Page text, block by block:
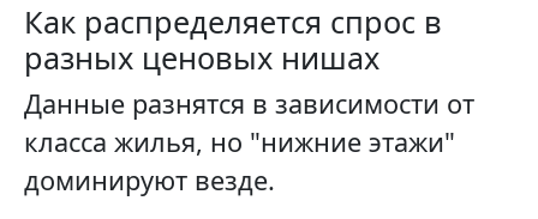
Как распределяется спрос в
разных ценовых нишах
Данные разнятся в зависимости от
класса жилья, но "нижние этажи"
доминируют везде.